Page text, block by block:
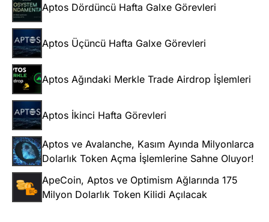
Aptos Dördüncü Hafta Galxe Görevleri
Aptos Üçüncü Hafta Galxe Görevleri
Aptos Ağındaki Merkle Trade Airdrop İşlemleri
Aptos İkinci Hafta Görevleri
Aptos ve Avalanche, Kasım Ayında Milyonlarca
Dolarlık Token Açma İşlemlerine Sahne Oluyor!
ApeCoin, Aptos ve Optimism Ağlarında 175
Milyon Dolarlık Token Kilidi Açılacak